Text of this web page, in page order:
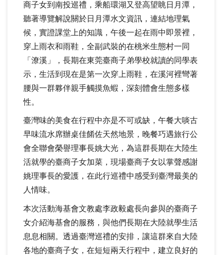
商子女到南投巡禮，乘船環湖又登高望眺日月潭，
聽著導覽解說關於日月潭水文資訊，連結地理氣
候，實證課堂上的知識，午後一起在雨中即景裡，
穿上雨衣和雨鞋，全副武裝的在桃米生態村一同
「潦溪」，長期在東莞臺商子弟學校就讀的同學表
示，生活到現在是第一次穿上雨鞋，在溪河裡彎著
腰與一群夥伴親手觸摸魚蝦，深刻體會生態多樣
性。
臺灣味的美食在行程中亦是不可或缺，午餐大啖古
早味流水席辦桌佳餚佐天然地景，晚餐巧遇旅行公
會全聯會榮譽理事長姚大光，為這群長期在大陸生
活就學的臺商子女加菜，現場臺商子女以掌聲感謝
姚理事長的愛護，在此行巡禮中感受到臺灣最美的
人情味。
本次活動海基會文教處李政毅處長向參與的臺商子
女介紹海基會的服務，與他們長期在大陸就學生活
息息相關。透過臺灣巡禮的安排，讓這群來自大陸
各地的臺商子女，在短短兩天行程中，建立良好的